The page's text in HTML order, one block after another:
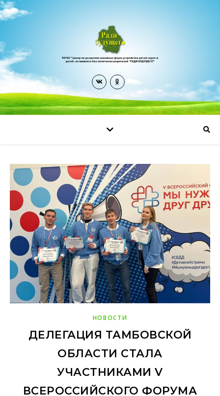
НОВОСТИ
ДЕЛЕГАЦИЯ ТАМБОВСКОЙ
ОБЛАСТИ СТАЛА
УЧАСТНИКАМИ V
ВСЕРОССИЙСКОГО ФОРУМА